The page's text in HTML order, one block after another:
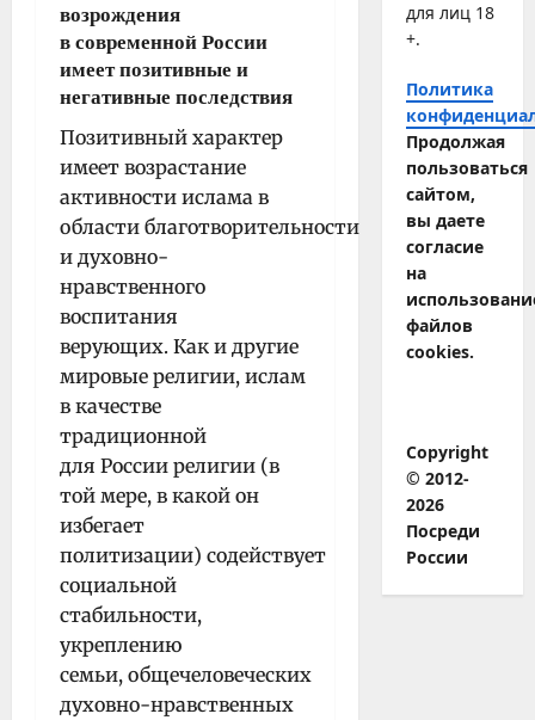
возрождения
в современной России
имеет позитивные и
негативные последствия
Позитивный характер
имеет возрастание
активности ислама в
области благотворительности
и духовно-
нравственного
воспитания
верующих. Как и другие
мировые религии, ислам
в качестве
традиционной
для России религии (в
той мере, в какой он
избегает
политизации) содействует
социальной
стабильности,
укреплению
семьи, общечеловеческих
духовно-нравственных
для лиц 18
+.
Политика
Продолжая
пользоваться
сайтом,
вы даете
согласие
на
файлов
cookies.
Copyright
© 2012-
2026
Посреди
России